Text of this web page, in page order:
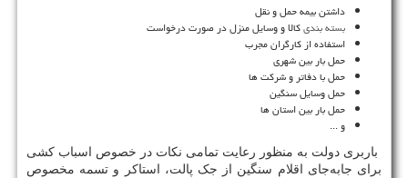
داشتن بیمه حمل و نقل
بسته بندیکالا و وسایل منزل در صورت درخواست
استفاده از کارگران مجرب
حمل بار بین شهری
حمل با دفاتر و شرکت ها
حمل وسایل سنگین
حمل بار بین استان ها
و ...
باربری دولت به منظور رعایت تمامی نکات در خصوص اسباب کشی
برای جابه‌جای اقلام سنگین از جک پالت، استاکر و تسمه مخصوص